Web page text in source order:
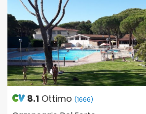
8.1 Ottimo (1666)